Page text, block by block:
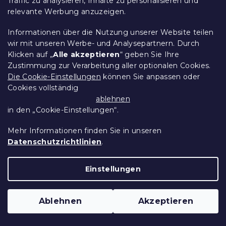
relevante Werbung anzuzeigen.
Informationen über die Nutzung unserer Website teilen
wir mit unseren Werbe- und Analysepartnern. Durch
Klicken auf „Alle akzeptieren“ geben Sie Ihre
Zustimmung zur Verarbeitung aller optionalen Cookies.
Die Cookie-Einstellungen können Sie anpassen oder
Cookies vollständig
ablehnen
in den „Cookie-Einstellungen“.
Mehr Informationen finden Sie in unseren
Datenschutzrichtlinien.
Einstellungen
Ablehnen Akzeptieren
MINUS15
Hellvioletter Hocker SMART COSARO
mit Stauraum 65x65 cm
Auf Lager(3 Stücke)
105,80 € In Den Warenkorb